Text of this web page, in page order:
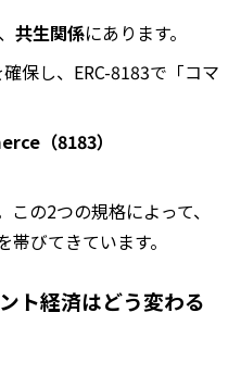
共生関係にあります。
保し、ERC-8183で「コマ
（8183）
の2つの規格によって、
びてきています。
ト経済はどう変わる